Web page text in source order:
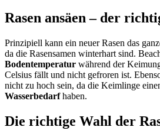
Rasen ansäen – der
Prinzipiell kann ein neuer Rasen das
da die Rasensamen winterhart sind.
Bodentemperatur während der
Celsius fällt und nicht gefroren ist.
nicht zu hoch sein, da die Keimlinge
Wasserbedarfhaben.
Die richtige Wahl der